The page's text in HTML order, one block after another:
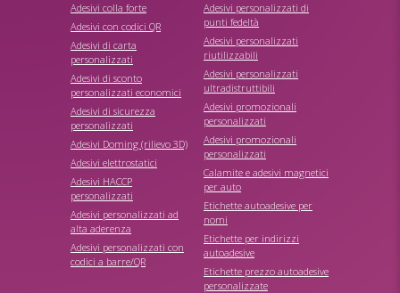
Adesivi colla forte
Adesivi con codici QR
Adesivi di carta
personalizzati
Adesivi di sconto
personalizzati economici
Adesivi di sicurezza
personalizzati
Adesivi Doming (rilievo 3D)
Adesivi elettrostatici
Adesivi HACCP
personalizzati
Adesivi personalizzati ad
alta aderenza
Adesivi personalizzati con
codici a barre/QR
Adesivi personalizzati di
punti fedeltà
Adesivi personalizzati
riutilizzabili
Adesivi personalizzati
ultradistruttibili
Adesivi promozionali
personalizzati
Adesivi promozionali
personalizzati
Calamite e adesivi magnetici
per auto
Etichette autoadesive per
nomi
Etichette per indirizzi
autoadesive
Etichette prezzo autoadesive
personalizzate